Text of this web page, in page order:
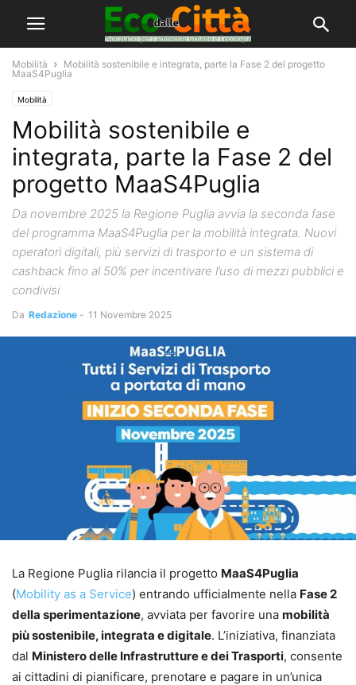
Mobilità
Mobilità sostenibile e integrata, parte la Fase 2 del progetto
MaaS4Puglia
Mobilità
Mobilità sostenibile e
integrata, parte la Fase 2 del
progetto MaaS4Puglia
Da novembre 2025 la Regione Puglia avvia la seconda fase
del programma MaaS4Puglia per la mobilità integrata. Nuovi
operatori digitali, più servizi di trasporto e un sistema di
cashback fino al 50% per incentivare l’uso di mezzi pubblici e
condivisi
Da Redazione - 11 Novembre 2025
La Regione Puglia rilancia il progetto MaaS4Puglia
(Mobility as a Service) entrando ufficialmente nella Fase 2
della sperimentazione, avviata per favorire una mobilità
più sostenibile, integrata e digitale. L’iniziativa, finanziata
dal Ministero delle Infrastrutture e dei Trasporti, consente
ai cittadini di pianificare, prenotare e pagare in un’unica